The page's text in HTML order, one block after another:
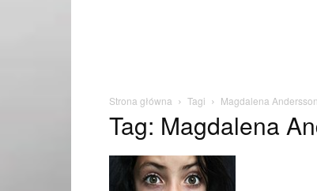
Strona główna Tagi Magdalena Andersson
Tag: Magdalena